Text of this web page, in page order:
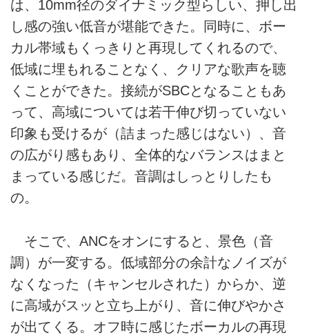
は、10mm径のダイナミック型らしい、押し出
し感の強い低音が堪能できた。同時に、ボー
カル帯域もくっきりと再現してくれるので、
低域に埋もれることなく、クリアな歌声を聴
くことができた。接続がSBCとなることもあ
って、高域については若干伸び切っていない
印象も受けるが（詰まった感じはない）、音
の広がり感もあり、全体的なバランスはまと
まっている感じだ。音調はしっとりしたも
の。
そこで、ANCをオンにすると、景色（音
調）が一変する。低域部分の余計なノイズが
なくなった（キャンセルされた）からか、逆
に高域がスッと立ち上がり、音に伸びやかさ
が出てくる。オフ時に感じたボーカルの再現